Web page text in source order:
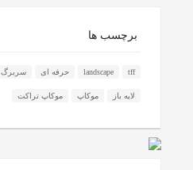
برچسب ها
landscape tff حرفه ای سربرگ
لایه باز موکاپ موکاپ تراکت